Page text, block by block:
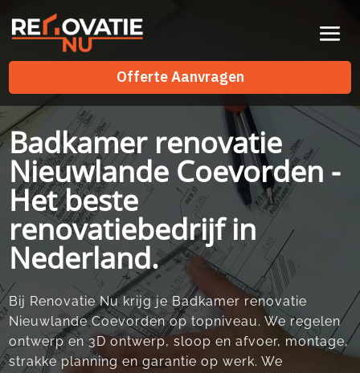
Offerte Aanvragen
Offerte Aanvragen
Badkamer renovatie
Nieuwlande Coevorden -
Het beste
renovatiebedrijf in
Nederland.
Bij Renovatie Nu krijg je Badkamer renovatie
Nieuwlande Coevorden op topniveau. We regelen
ontwerp en 3D ontwerp, sloop en afvoer, montage,
strakke planning en garantie op werk. We